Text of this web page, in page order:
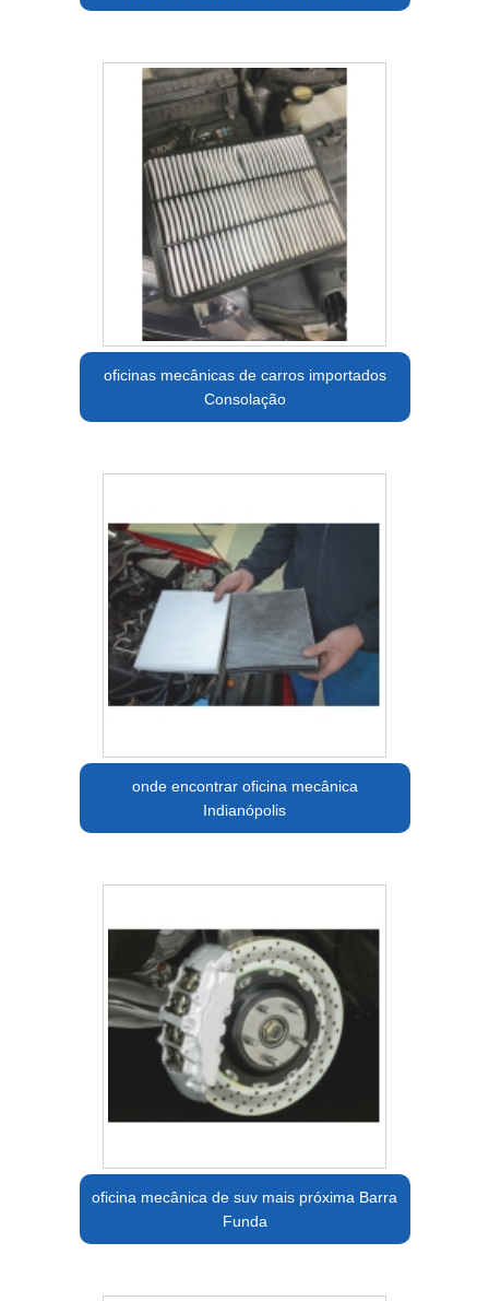
oficinas mecânicas de carros importados
Consolação
onde encontrar oficina mecânica
Indianópolis
oficina mecânica de suv mais próxima Barra
Funda